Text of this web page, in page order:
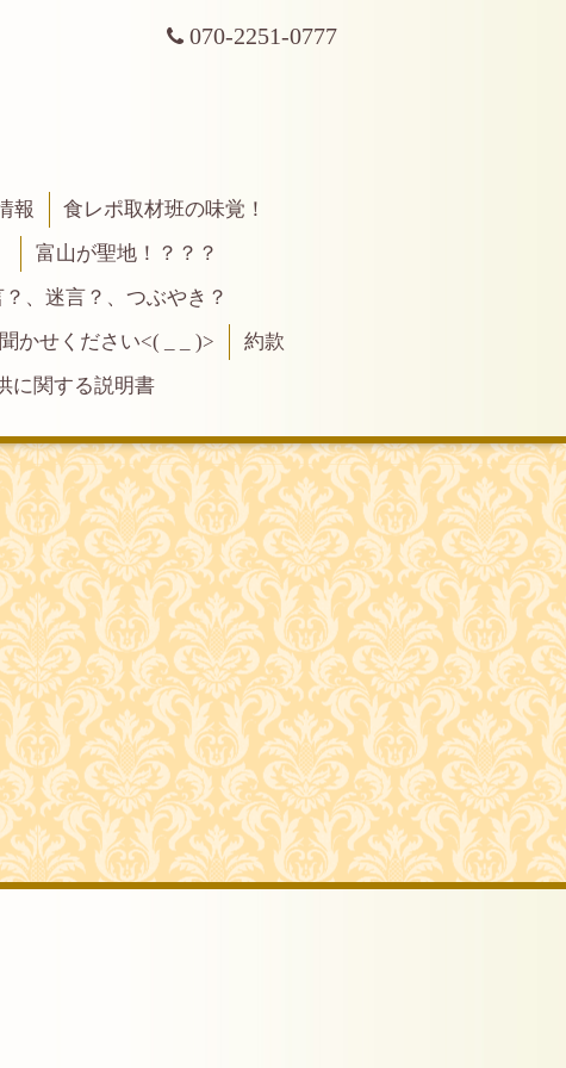
070-2251-0777
報
食レポ取材班の味覚！
富山が聖地！？？？
、迷言？、つぶやき？
かせください<( _ _ )>
約款
に関する説明書